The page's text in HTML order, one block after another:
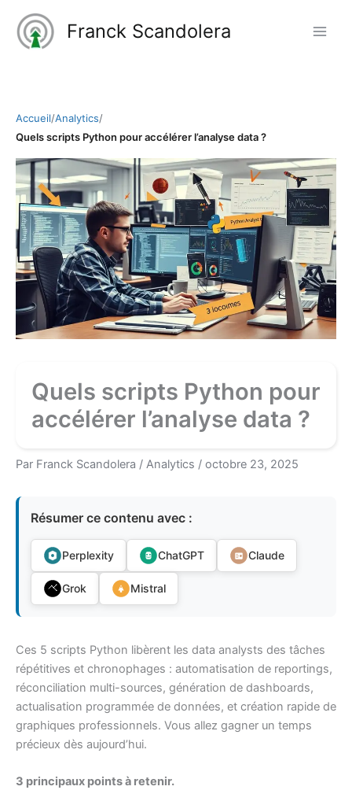
contenu
Franck Scandolera
Accueil/Analytics/
Quels scripts Python pour accélérer l’analyse data ?
Quels scripts Python pour
accélérer l’analyse data ?
Par Franck Scandolera / Analytics / octobre 23, 2025
Résumer ce contenu avec :
Perplexity ChatGPT Claude
Grok Mistral
Ces 5 scripts Python libèrent les data analysts des tâches
répétitives et chronophages : automatisation de reportings,
réconciliation multi-sources, génération de dashboards,
actualisation programmée de données, et création rapide de
graphiques professionnels. Vous allez gagner un temps
précieux dès aujourd’hui.
3 principaux points à retenir.